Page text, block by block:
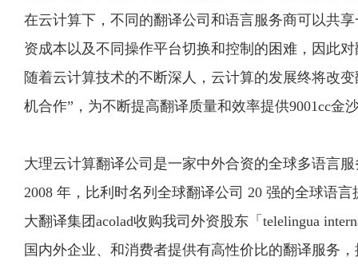
在云计算下，不同的翻译公司和语言服务商可以共
资成本以及不同操作平台切换和控制的困难，因此
随着云计算技术的不断深人，云计算的发展终将改
机合作”，为不断提高翻译质量和效率提供9001cc金
大理云计算翻译公司是一家中外合资的全球多语言
2008 年，比利时名列全球翻译公司 20 强的全球语
大翻译集团acolad收购我司外资股东「telelingua
国内外企业、和消费者提供有高性价比的翻译服务